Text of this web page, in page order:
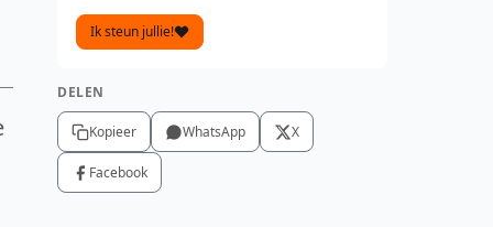
Ik steun jullie!
DELEN
Kopieer WhatsApp X
Facebook